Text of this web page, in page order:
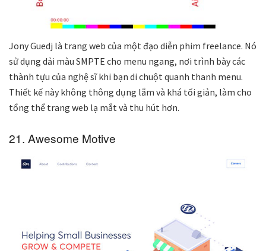
Jony Guedj là trang web của một đạo diễn phim freelance. Nó
sử dụng dải màu SMPTE cho menu ngang, nơi trình bày các
thành tựu của nghệ sĩ khi bạn di chuột quanh thanh menu.
Thiết kế này không thông dụng lắm và khá tối giản, làm cho
tổng thể trang web lạ mắt và thu hút hơn.
21. Awesome Motive